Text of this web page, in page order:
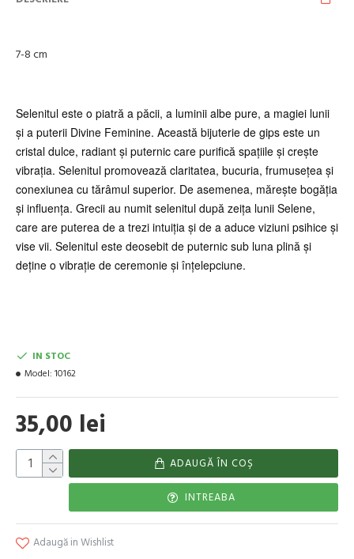
7-8 cm
Selenitul este o piatră a păcii, a luminii albe pure, a magiei lunii
și a puterii Divine Feminine. Această bijuterie de gips este un
cristal dulce, radiant și puternic care purifică spațiile și crește
vibrația. Selenitul promovează claritatea, bucuria, frumusețea și
conexiunea cu tărâmul superior. De asemenea, mărește bogăția
și influența. Grecii au numit selenitul după zeița lunii Selene,
care are puterea de a trezi intuiția și de a aduce viziuni psihice și
vise vii. Selenitul este deosebit de puternic sub luna plină și
deține o vibrație de ceremonie și înțelepciune.
35,00 lei
IN STOC
Model: 10162
ADAUGĂ ÎN COŞ
INTREABA
Adaugă in Wishlist